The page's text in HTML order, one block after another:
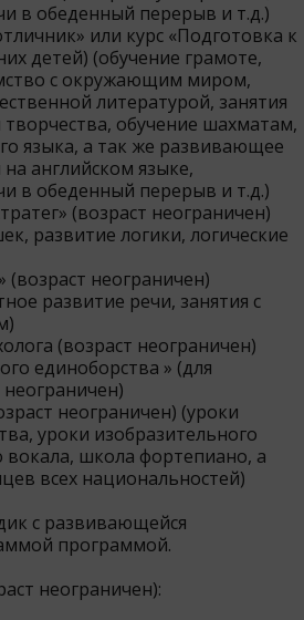
в обеденный перерыв и т.д.)
или курс «Подготовка к
детей) (обучение грамоте,
с окружающим миром,
литературой, занятия
творчества, обучение шахматам,
языка, а так же развивающее
английском языке,
в обеденный перерыв и т.д.)
(возраст неограничен)
развитие логики, логические
(возраст неограничен)
развитие речи, занятия с
(возраст неограничен)
единоборства » (для
неограничен) (уроки
уроки изобразительного
вокала, школа фортепиано, а
всех национальностей)
с развивающейся
программой.
неограничен):